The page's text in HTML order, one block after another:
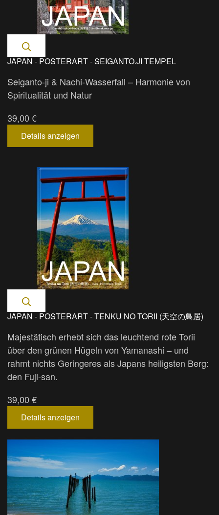
JAPAN - POSTERART - SEIGANTO.JI TEMPEL
Seiganto-ji & Nachi-Wasserfall – Harmonie von
Spiritualität und Natur
39,00 €
Details anzeigen
JAPAN - POSTERART - TENKU NO TORII (天空の鳥居)
Majestätisch erhebt sich das leuchtend rote Torii
über den grünen Hügeln von Yamanashi – und
rahmt nichts Geringeres als Japans heiligsten Berg:
den Fuji-san.
39,00 €
Details anzeigen